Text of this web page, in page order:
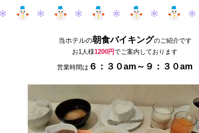
当ホテルの朝食バイキングのご紹介です
お1人様1200円でご案内しております
営業時間は ６：３０am～９：３０am